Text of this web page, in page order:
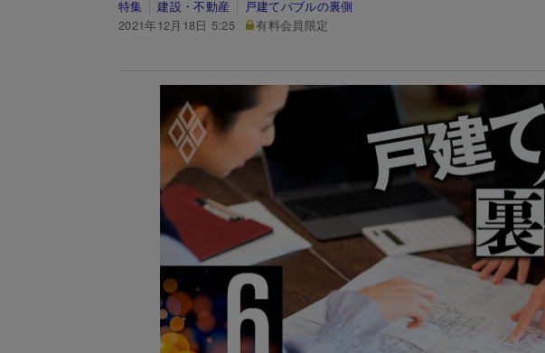
特集 建設・不動産
戸建てバブルの裏側
2021年12月18日 5:25
有料会員限定